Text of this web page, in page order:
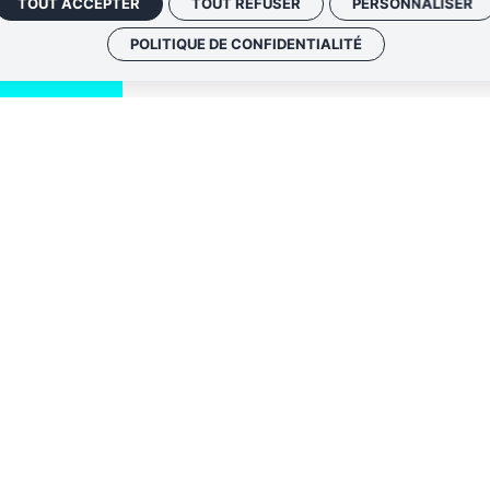
POLITIQUE DE CONFIDENTIALITÉ